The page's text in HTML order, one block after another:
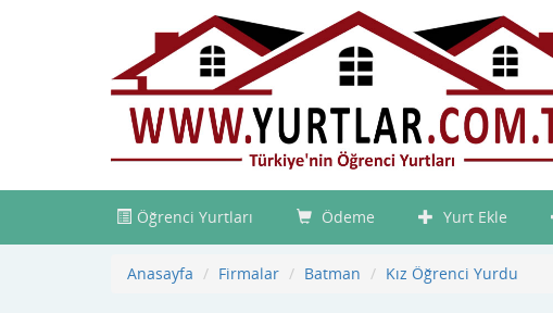
Öğrenci Yurtları Ödeme Yurt Ekle
Anasayfa Firmalar Batman Kız Öğrenci Yurdu